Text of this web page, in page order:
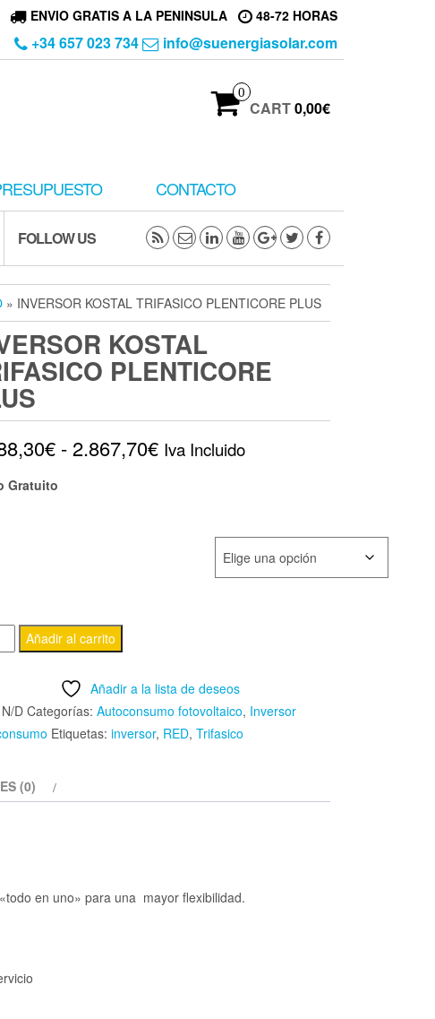
ENVIO GRATIS A LA PENINSULA 48-72 HORAS
+34 657 023 734 info@suenergiasolar.com
0
CART0,00€
CONTACTO
FOLLOW US
» INVERSOR KOSTAL TRIFASICO PLENTICORE PLUS
KOSTAL
PLENTICORE
€ - 2.867,70€Rango
1.488,30€
Iva Incluido
Gratuito
Añadir al carrito
Añadir a la lista de deseos
N/D Categorías: Autoconsumo fotovoltaico, Inversor
Etiquetas: inversor, RED, Trifasico
(0)
en uno» para una mayor flexibilidad.